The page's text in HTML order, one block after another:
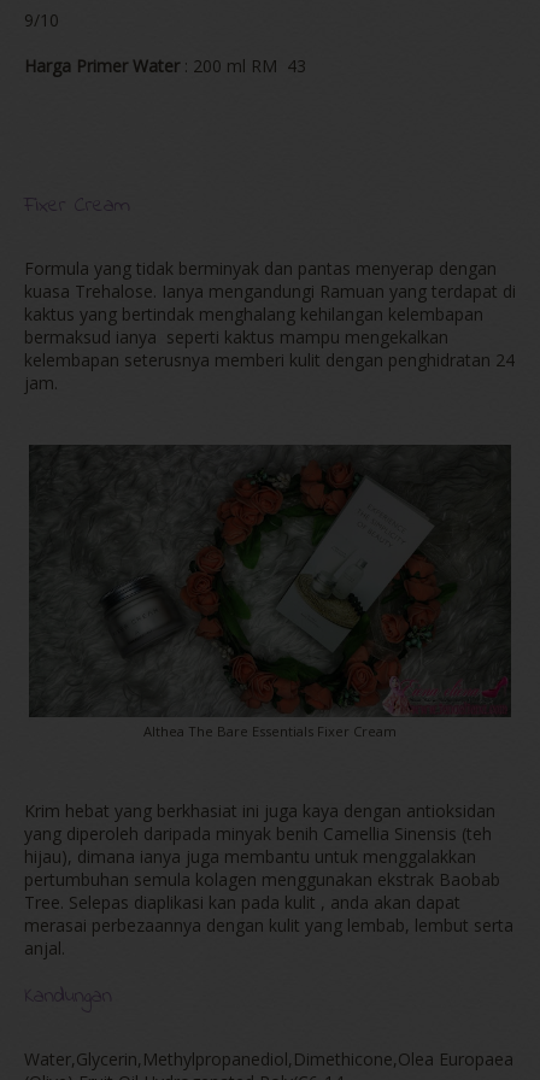
9/10
Harga Primer Water: 200 ml RM 43
Fixer Cream
Formula yang tidak berminyak dan pantas menyerap dengan
kuasa Trehalose. Ianya mengandungi Ramuan yang terdapat di
kaktus yang bertindak menghalang kehilangan kelembapan
bermaksud ianya seperti kaktus mampu mengekalkan
kelembapan seterusnya memberi kulit dengan penghidratan 24
jam.
Althea The Bare Essentials Fixer Cream
Krim hebat yang berkhasiat ini juga kaya dengan antioksidan
yang diperoleh daripada minyak benih Camellia Sinensis (teh
hijau), dimana ianya juga membantu untuk menggalakkan
pertumbuhan semula kolagen menggunakan ekstrak Baobab
Tree. Selepas diaplikasi kan pada kulit , anda akan dapat
merasai perbezaannya dengan kulit yang lembab, lembut serta
anjal.
Kandungan
Water,Glycerin,Methylpropanediol,Dimethicone,Olea Europaea